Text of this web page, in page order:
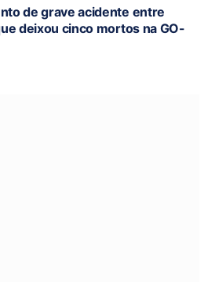
de grave acidente entre
deixou cinco mortos na GO-